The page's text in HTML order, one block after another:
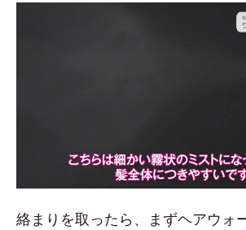
絡まりを取ったら、まずヘアウォ